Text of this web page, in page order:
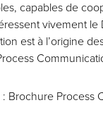
capables de
vivement
est à l’origine
: Brochure Process